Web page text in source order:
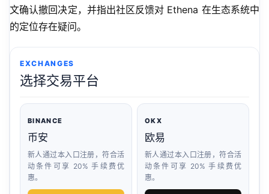
文确认撤回决定，并指出社区反馈对 Ethena 在生态系统中
的定位存在疑问。
EXCHANGES
选择交易平台
BINANCE
币安
新人通过本入口注册，符合活
动条件可享 20% 手续费优
惠。
OKX
欧易
新人通过本入口注册，符合活
动条件可享 20% 手续费优
惠。